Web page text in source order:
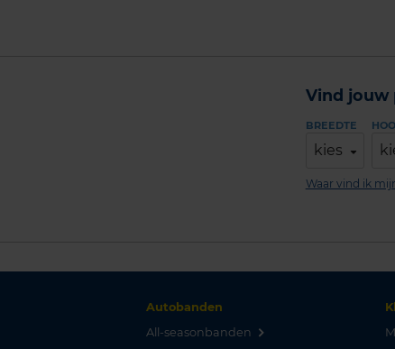
Vind jouw
BREEDTE
kies
Waar vind ik
Autobanden
All-seasonbanden